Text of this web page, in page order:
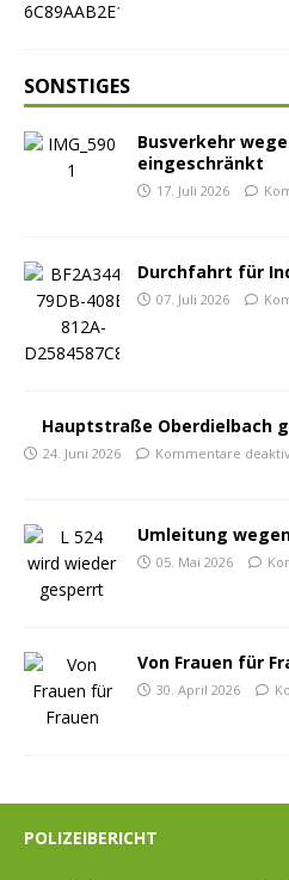
SONSTIGES
Busverkehr
eingeschränkt
17. Juli 2026
Durchfahrt für
07. Juli 2026
Hauptstraße Oberdielbach
24. Juni 2026 Kommentare
Umleitung
05. Mai 2026
Von Frauen für
30. April 2026
POLIZEIBERICHT